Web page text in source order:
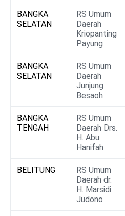
BANGKA
SELATAN
RS Umum
Daerah
Kriopanting
Payung
BANGKA
SELATAN
RS Umum
Daerah
Junjung
Besaoh
BANGKA
TENGAH
RS Umum
Daerah Drs.
H. Abu
Hanifah
BELITUNG
RS Umum
Daerah dr.
H. Marsidi
Judono